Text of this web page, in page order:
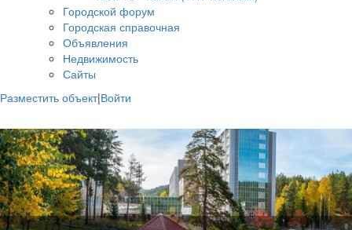
Городской форум
Городская справочная
Объявления
Недвижимость
Сайты
Разместить объект|Войти